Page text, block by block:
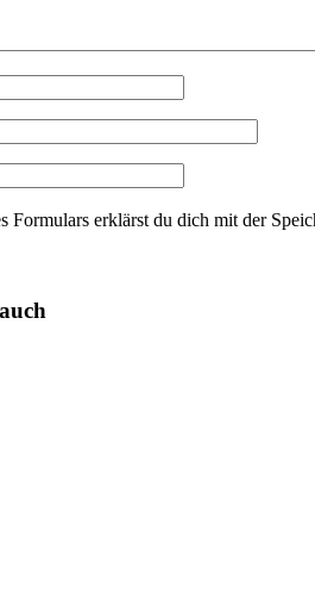
Formulars erklärst du dich mit der